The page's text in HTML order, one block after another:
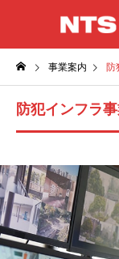
事業案内 防
防犯インフラ